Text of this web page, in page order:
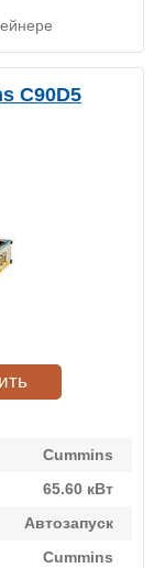
C90D5
Cummins
65.60 кВт
Автозапуск
Cummins